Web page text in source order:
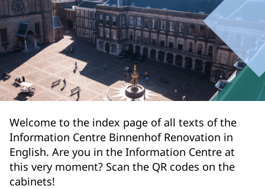
Welcome to the index page of all texts of the
Information Centre Binnenhof Renovation in
English. Are you in the Information Centre at
this very moment? Scan the QR codes on the
cabinets!